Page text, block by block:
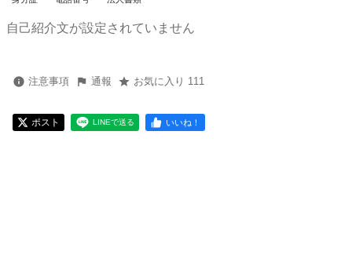
自己紹介文が設定されていません
注意事項 通報 お気に入り 111
ポスト LINEで送る いいね！